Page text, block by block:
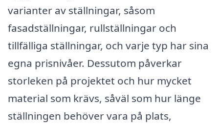
varianter av ställningar, såsom
fasadställningar, rullställningar och
tillfälliga ställningar, och varje typ har sina
egna prisnivåer. Dessutom påverkar
storleken på projektet och hur mycket
material som krävs, såväl som hur länge
ställningen behöver vara på plats,